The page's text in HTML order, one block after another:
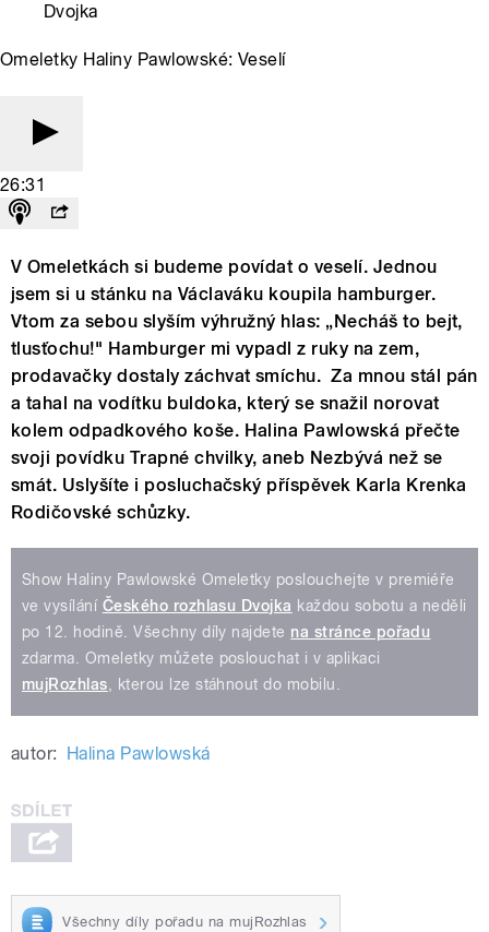
Dvojka
Omeletky Haliny Pawlowské: Veselí
26:31
V Omeletkách si budeme povídat o veselí. Jednou
jsem si u stánku na Václaváku koupila hamburger.
Vtom za sebou slyším výhružný hlas: „Necháš to bejt,
tlusťochu!" Hamburger mi vypadl z ruky na zem,
prodavačky dostaly záchvat smíchu. Za mnou stál pán
a tahal na vodítku buldoka, který se snažil norovat
kolem odpadkového koše. Halina Pawlowská přečte
svoji povídku Trapné chvilky, aneb Nezbývá než se
smát. Uslyšíte i posluchačský příspěvek Karla Krenka
Rodičovské schůzky.
Show Haliny Pawlowské Omeletky poslouchejte v premiéře
ve vysílání Českého rozhlasu Dvojka každou sobotu a neděli
po 12. hodině. Všechny díly najdete na stránce pořadu
zdarma. Omeletky můžete poslouchat i v aplikaci
mujRozhlas, kterou lze stáhnout do mobilu.
autor: Halina Pawlowská
Všechny díly pořadu na mujRozhlas